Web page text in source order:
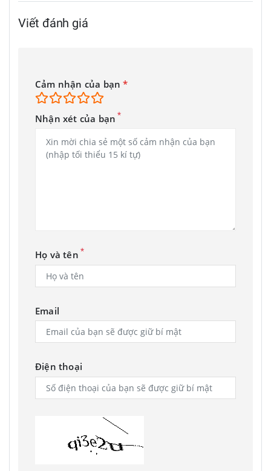
Viết đánh giá
Cảm nhận của bạn*
Nhận xét của bạn *
Họ và tên *
Email
Điện thoại